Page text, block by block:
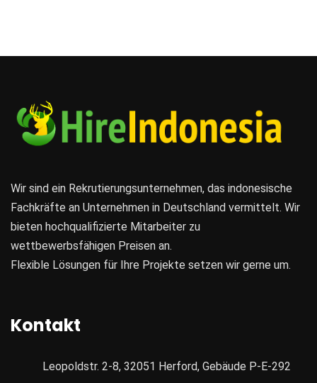
Wir sind ein Rekrutierungsunternehmen, das indonesische
Fachkräfte an Unternehmen in Deutschland vermittelt. Wir
bieten hochqualifizierte Mitarbeiter zu
wettbewerbsfähigen Preisen an.
Flexible Lösungen für Ihre Projekte setzen wir gerne um.
Kontakt
Leopoldstr. 2-8, 32051 Herford, Gebäude P-E-292